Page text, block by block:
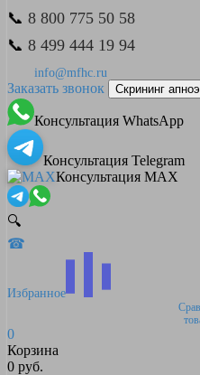
📞 8 800 775 50 58
📞 8 499 444 19 94
info@mfhc.ru
Заказать звонок Скрининг апноэ
Консультация WhatsApp
Консультация Telegram
Консультация MAX
🔍
☎
Избранное
0
Корзина
0 руб.